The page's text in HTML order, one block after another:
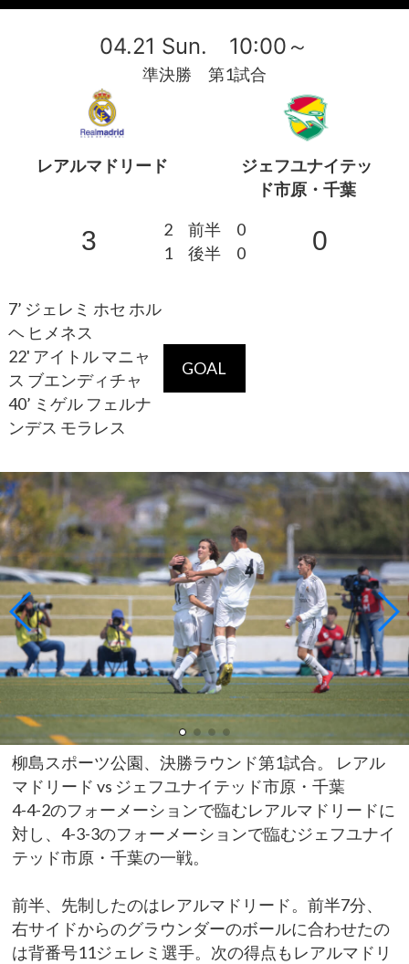
04.21 Sun. 10:00～
準決勝 第1試合
レアルマドリード
ジェフユナイテッ
ド市原・千葉
3 2 前半
0
1
後半 0 0
7’ ジェレミ ホセ ホル
ヘ ヒメネス
22' アイトル マニャ
ス ブエンディチャ
40’ ミゲル フェルナ
ンデス モラレス
GOAL
柳島スポーツ公園、決勝ラウンド第1試合。 レアル
マドリード vs ジェフユナイテッド市原・千葉
4-4-2のフォーメーションで臨むレアルマドリードに
対し、4-3-3のフォーメーションで臨むジェフユナイ
テッド市原・千葉の一戦。
前半、先制したのはレアルマドリード。前半7分、
右サイドからのグラウンダーのボールに合わせたの
は背番号11ジェレミ選手。次の得点もレアルマドリ